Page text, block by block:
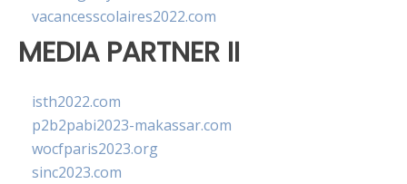
vacancesscolaires2022.com
MEDIA PARTNER II
isth2022.com
p2b2pabi2023-makassar.com
wocfparis2023.org
sinc2023.com